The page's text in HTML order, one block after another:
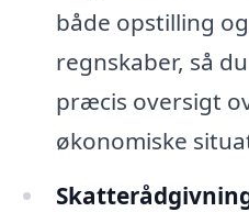
både opstilling
regnskaber, så
præcis oversigt
økonomiske